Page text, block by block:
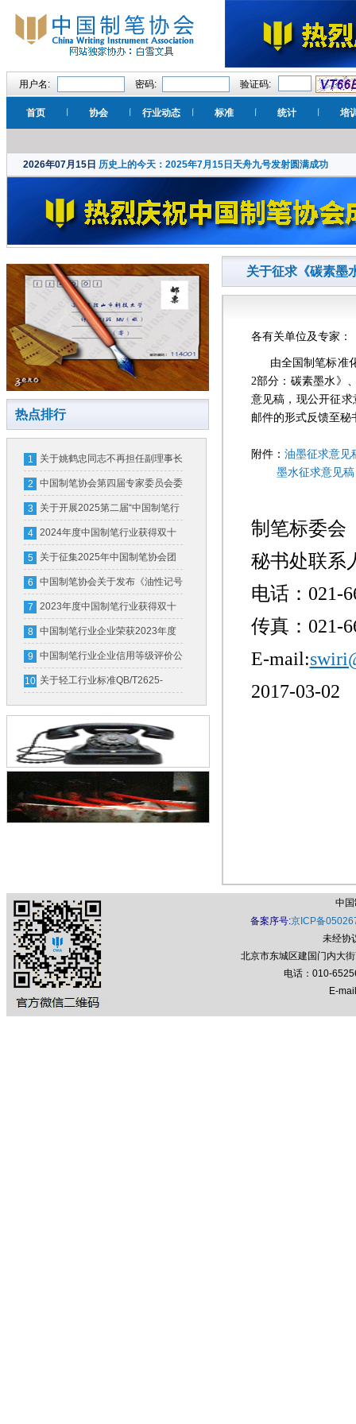
用户名: 密码: 验证码:
首页 协会 行业动态 标准 统计 培
2026年07月15日 历史上的今天：2025年7月15日天舟九号发射圆满成功
热点排行
1 关于姚鹤忠同志不再担任副理事长
的公告
2 中国制笔协会第四届专家委员会委
员名单公示公告
3 关于开展2025第二届“中国制笔行
业培育品牌甄选发布”活动的通知
4 2024年度中国制笔行业获得双十
强企业及轻工百强企业名单
5 关于征集2025年中国制笔协会团
体标准计划项目的通知
6 中国制笔协会关于发布《油性记号
笔中墨水的有害物质限量》团体标
准第1号修改单的公告
7 2023年度中国制笔行业获得双十
强企业（骨干企业）名单
8 中国制笔行业企业荣获2023年度
中国轻工业联合会科学技术进步奖
9 中国制笔行业企业信用等级评价公
告
10 关于轻工行业标准QB/T2625-
2011《中性墨水圆珠笔和笔芯》
废止的通告
关于征求《碳素墨
各有关单位及专家：
由全国制笔标准
2部分：碳素墨水》
意见稿，现公开征
邮件的形式反馈至秘
附件： 油墨征求意见
墨水征求意见稿
制笔标委会
秘书处联系
电话： 021-
传真： 021-
E-mail:
2017-03-02
中
备案序号:京ICP备
未经协
北京市东城区建国门内大
电话：010-
E-